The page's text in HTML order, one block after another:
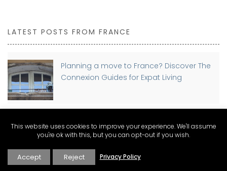
LATEST POSTS FROM FRANCE
Planning a move to France? Discover The
Connexion Guides for Expat Living
Buying a Home in France as a Foreigner:
Step-by-Step Guide
This website uses cookies to improve your experience. We'll assume
you're ok with this, but you can opt-out if you wish.
Accept Reject Privacy Policy